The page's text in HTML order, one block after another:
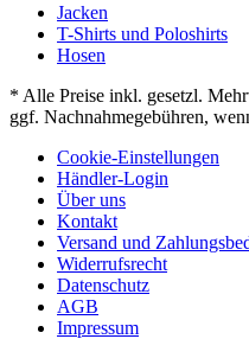
Jacken
T-Shirts und Poloshirts
Hosen
* Alle Preise inkl. gesetzl.
ggf. Nachnahmegebühren,
Cookie-Einstellungen
Händler-Login
Über uns
Kontakt
Versand und
Widerrufsrecht
Datenschutz
AGB
Impressum